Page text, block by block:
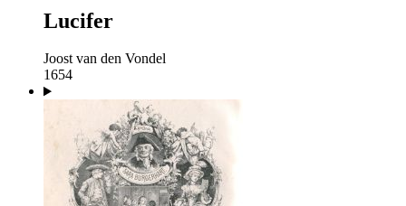
Lucifer
Joost van den Vondel
1654